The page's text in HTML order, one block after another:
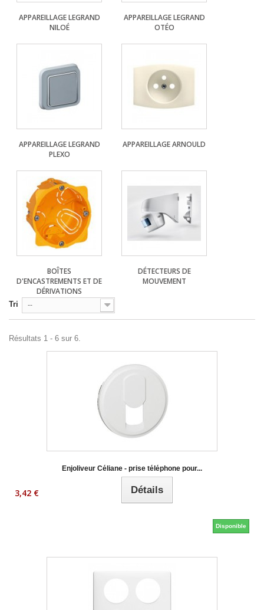
APPAREILLAGE LEGRAND
NILOÉ
APPAREILLAGE LEGRAND
OTÉO
APPAREILLAGE LEGRAND
PLEXO
APPAREILLAGE ARNOULD
BOÎTES
D'ENCASTREMENTS ET DE
DÉRIVATIONS
DÉTECTEURS DE
MOUVEMENT
Tri --
Résultats 1 - 6 sur 6.
Enjoliveur Céliane - prise téléphone pour...
3,42 € Détails
Disponible